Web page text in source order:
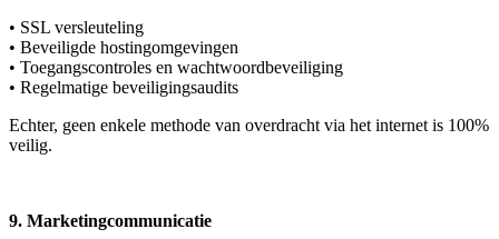
• SSL versleuteling
• Beveiligde hostingomgevingen
• Toegangscontroles en wachtwoordbeveiliging
• Regelmatige beveiligingsaudits
Echter, geen enkele methode van overdracht via het internet is 100%
veilig.
9. Marketingcommunicatie